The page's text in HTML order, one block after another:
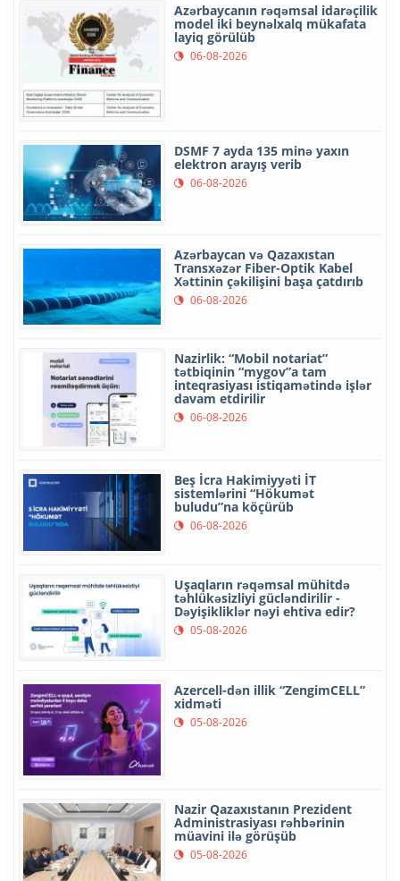
Azərbaycanın rəqəmsal idarəçilik
model iki beynəlxalq mükafata
layiq görülüb
06-08-2026
DSMF 7 ayda 135 minə yaxın
elektron arayış verib
06-08-2026
Azərbaycan və Qazaxıstan
Transxəzər Fiber-Optik Kabel
Xəttinin çəkilişini başa çatdırıb
06-08-2026
Nazirlik: “Mobil notariat”
tətbiqinin “mygov”a tam
inteqrasiyası istiqamətində işlər
davam etdirilir
06-08-2026
Beş İcra Hakimiyyəti İT
sistemlərini “Hökumət
buludu”na köçürüb
06-08-2026
Uşaqların rəqəmsal mühitdə
təhlükəsizliyi gücləndirilir -
Dəyişikliklər nəyi ehtiva edir?
05-08-2026
Azercell-dən illik “ZengimCELL”
xidməti
05-08-2026
Nazir Qazaxıstanın Prezident
Administrasiyası rəhbərinin
müavini ilə görüşüb
05-08-2026